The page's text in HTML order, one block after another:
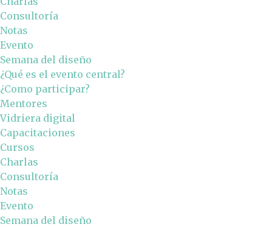
Consultoría
Notas
Evento
Semana del diseño
¿Qué es el evento central?
¿Como participar?
Mentores
Vidriera digital
Capacitaciones
Cursos
Charlas
Consultoría
Notas
Evento
Semana del diseño